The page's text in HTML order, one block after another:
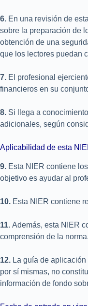
6. En una revisión de
sobre la preparación de
obtención de una
que los lectores puedan
7. El profesional
financieros en su
8. Si llega a
adicionales, según
Aplicabilidad de esta
9. Esta NIER contiene
objetivo es ayudar al
10. Esta NIER contiene
11. Además, esta NIER
comprensión de la norma.
12. La guía de
por sí mismas, no
información de fondo